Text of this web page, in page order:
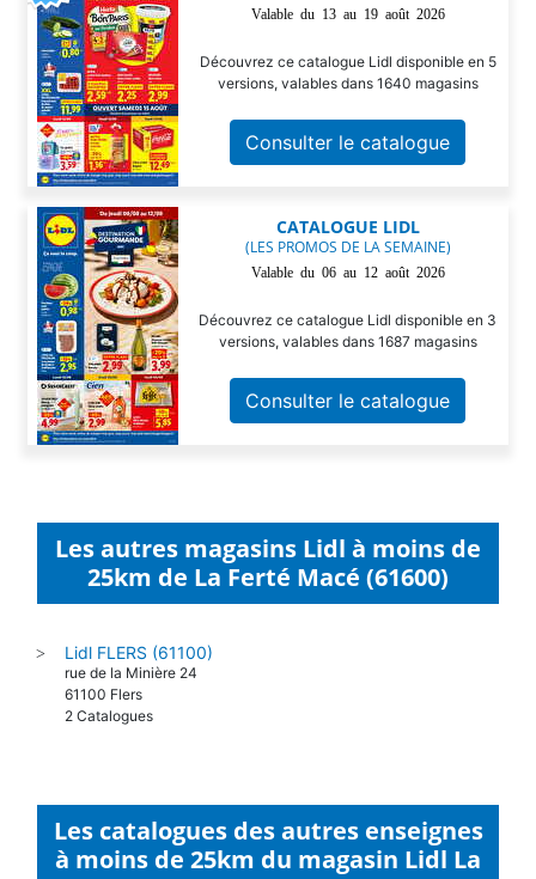
Valable du 13 au 19 août 2026
Découvrez ce catalogue Lidl disponible en 5
versions, valables dans 1640 magasins
Consulter le catalogue
CATALOGUE LIDL
(LES PROMOS DE LA SEMAINE)
Valable du 06 au 12 août 2026
Découvrez ce catalogue Lidl disponible en 3
versions, valables dans 1687 magasins
Consulter le catalogue
Les autres magasins Lidl à moins de
25km de La Ferté Macé (61600)
> Lidl FLERS (61100)
rue de la Minière 24
61100 Flers
2 Catalogues
Les catalogues des autres enseignes
à moins de 25km du magasin Lidl La